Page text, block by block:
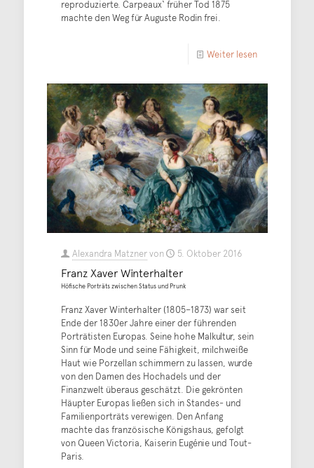
reproduzierte. Carpeaux‘ früher Tod 1875
machte den Weg für Auguste Rodin frei.
Weiter lesen
Alexandra Matznervon 5. Oktober 2016
Franz Xaver Winterhalter
Höfische Porträts zwischen Status und Prunk
Franz Xaver Winterhalter (1805–1873) war seit
Ende der 1830er Jahre einer der führenden
Porträtisten Europas. Seine hohe Malkultur, sein
Sinn für Mode und seine Fähigkeit, milchweiße
Haut wie Porzellan schimmern zu lassen, wurde
von den Damen des Hochadels und der
Finanzwelt überaus geschätzt. Die gekrönten
Häupter Europas ließen sich in Standes- und
Familienporträts verewigen. Den Anfang
machte das französische Königshaus, gefolgt
von Queen Victoria, Kaiserin Eugénie und Tout-
Paris.